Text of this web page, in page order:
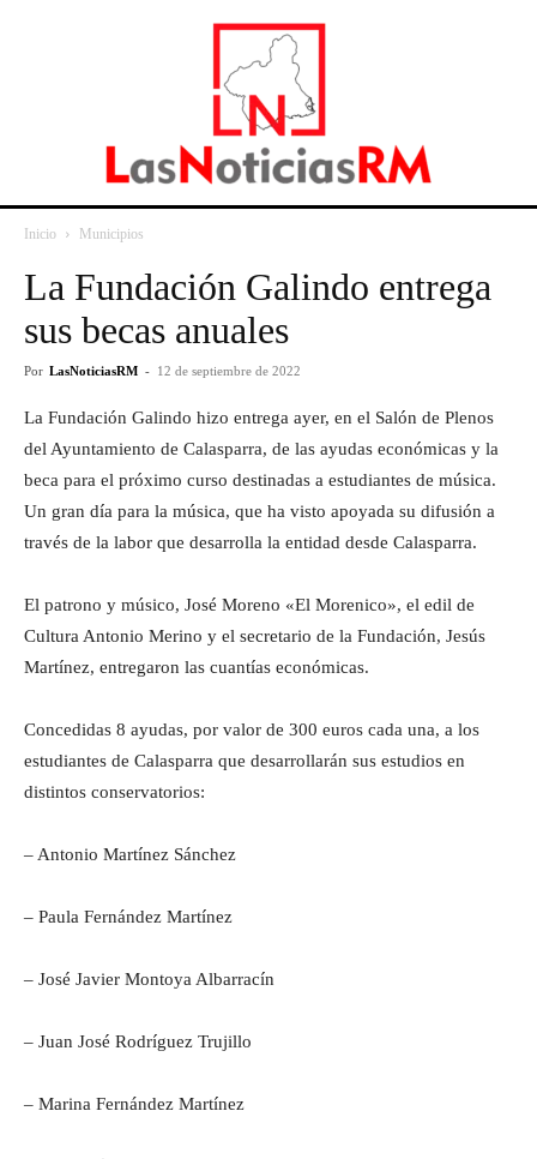
Inicio Municipios
La Fundación Galindo entrega
sus becas anuales
Por LasNoticiasRM - 12 de septiembre de 2022
La Fundación Galindo hizo entrega ayer, en el Salón de Plenos
del Ayuntamiento de Calasparra, de las ayudas económicas y la
beca para el próximo curso destinadas a estudiantes de música.
Un gran día para la música, que ha visto apoyada su difusión a
través de la labor que desarrolla la entidad desde Calasparra.
El patrono y músico, José Moreno «El Morenico», el edil de
Cultura Antonio Merino y el secretario de la Fundación, Jesús
Martínez, entregaron las cuantías económicas.
Concedidas 8 ayudas, por valor de 300 euros cada una, a los
estudiantes de Calasparra que desarrollarán sus estudios en
distintos conservatorios:
– Antonio Martínez Sánchez
– Paula Fernández Martínez
– José Javier Montoya Albarracín
– Juan José Rodríguez Trujillo
– Marina Fernández Martínez